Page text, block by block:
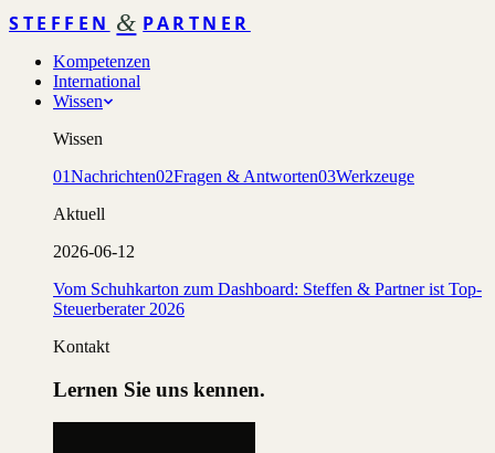
STEFFEN & PARTNER
Kompetenzen
International
Wissen
Wissen
01Nachrichten02Fragen & Antworten03Werkzeuge
Aktuell
2026-06-12
Vom Schuhkarton zum Dashboard: Steffen & Partner ist Top-
Steuerberater 2026
Kontakt
Lernen Sie uns kennen.